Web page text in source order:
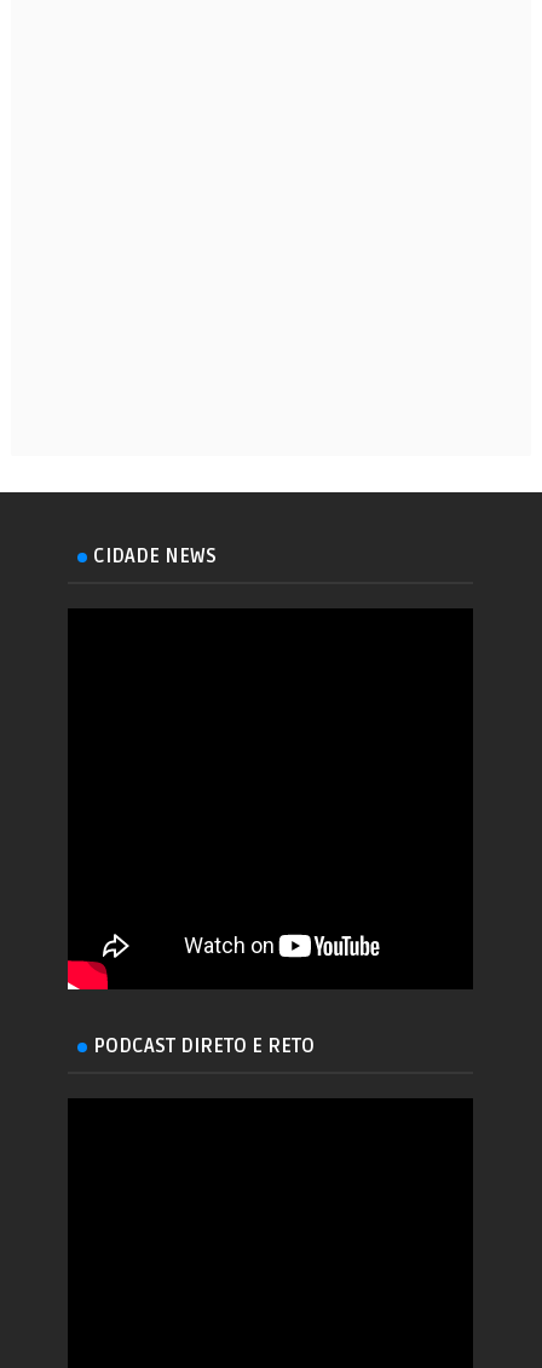
CIDADE NEWS
PODCAST DIRETO E RETO